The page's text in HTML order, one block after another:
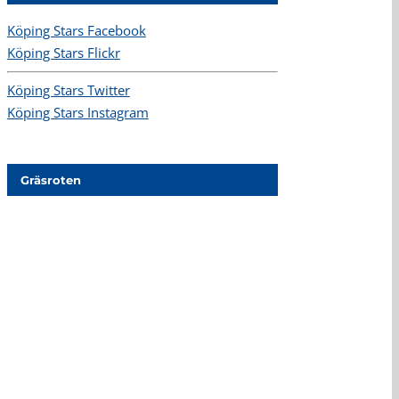
Köping Stars Facebook
Köping Stars Flickr
Köping Stars Twitter
Köping Stars Instagram
Gräsroten